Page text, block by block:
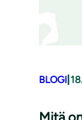
BLOGI